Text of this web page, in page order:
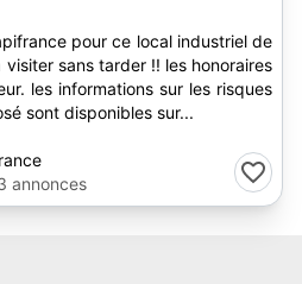
pour ce local industriel de
sans tarder !! les honoraires
sont disponibles sur...
annonces